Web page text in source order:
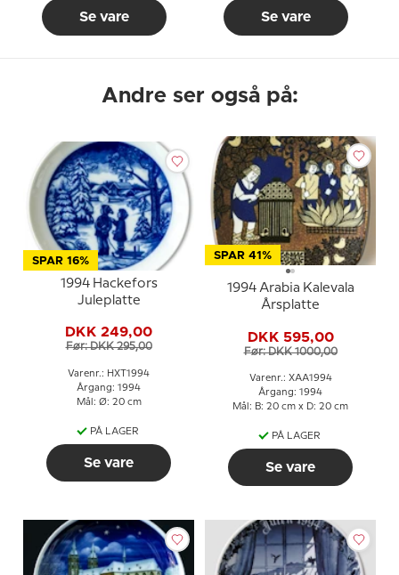
Se vare Se vare
Andre ser også på:
SPAR 16%
1994 Hackefors
Juleplatte
DKK 249,00
Før: DKK 295,00
Varenr.: HXT1994
Årgang: 1994
Mål: Ø: 20 cm
PÅ LAGER
Se vare
SPAR 41%
1994 Arabia Kalevala
Årsplatte
DKK 595,00
Før: DKK 1000,00
Varenr.: XAA1994
Årgang: 1994
Mål: B: 20 cm x D: 20 cm
PÅ LAGER
Se vare